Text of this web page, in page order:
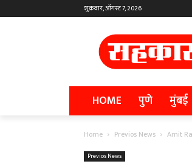
शुक्रवार, ऑगस्ट 7, 2026
HOME पुणे मुंबई
Home Previos News Amit
Previos News